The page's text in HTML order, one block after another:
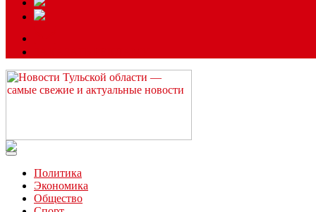
Читайте последние новости дня в Тульской области на сайте
Политика
Экономика
Общество